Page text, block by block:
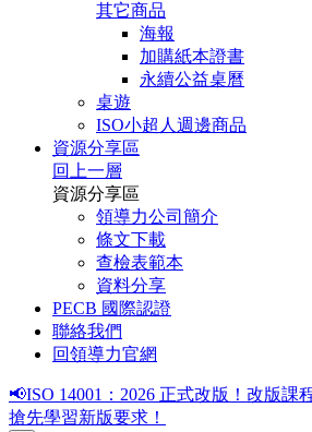
其它商品
海報
加購紙本證書
永續公益桌曆
桌遊
ISO小超人週邊商品
資源分享區
回上一層
資源分享區
領導力公司簡介
條文下載
查檢表範本
資料分享
PECB 國際認證
聯絡我們
回領導力官網
📢ISO 14001：2026 正式改版！改版課
搶先學習新版要求！